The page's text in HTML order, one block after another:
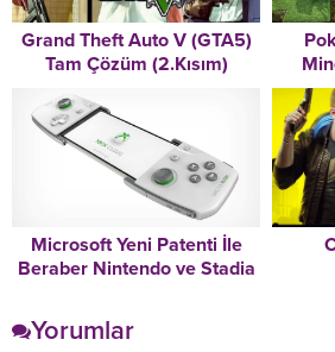
Grand Theft Auto V (GTA5)
Tam Çözüm (2.Kısım)
Microsoft Yeni Patenti İle
Beraber Nintendo ve Stadia
Yorumlar